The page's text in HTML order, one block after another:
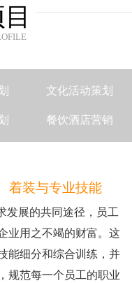
文化活动策划
餐饮酒店营销
着装与专业技能
发展的共同途径，员工
业用之不竭的财富。这
能细分和综合训练，并
规范每一个员工的职业